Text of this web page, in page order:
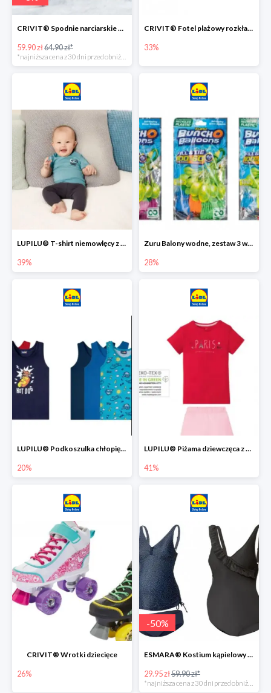
CRIVIT® Spodnie narciarskie dziewczęce
59.90 zł64.90 zł*
*najniższa cena z 30 dni przed obniżką
CRIVIT® Fotel plażowy rozkładany / Brodzik dziecięcy
33%
LUPILU® T-shirt niemowlęcy z biobawełny -39%
39%
Zuru Balony wodne, zestaw 3 wiązek -28%
28%
LUPILU® Podkoszulka chłopięca z bawełny -20%
20%
LUPILU® Piżama dziewczęca z bawełny -41%
41%
CRIVIT® Wrotki dziecięce
26%
-50%
ESMARA® Kostium kąpielowy ciążowy lub tankini ciążowe -50%
29.95 zł59.90 zł*